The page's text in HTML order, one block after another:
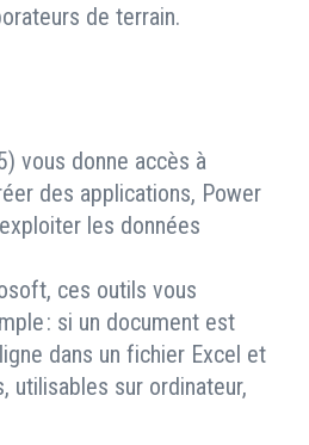
de terrain.
vous donne accès à
des applications, Power
les données
ces outils vous
: si un document est
dans un fichier Excel et
utilisables sur ordinateur,